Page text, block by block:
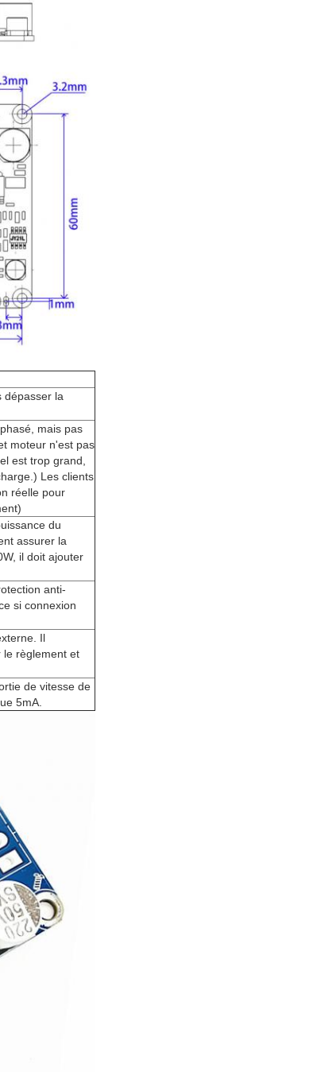
dépasser la
mais pas
moteur n'est pas
est trop grand,
Les clients
réelle pour
du
assurer la
il doit ajouter
anti-
si connexion
Il
le règlement et
de vitesse de
5mA.